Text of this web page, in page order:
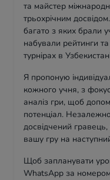
та майстер
трьохрічним
багато з яких брали
набували рейтинги
турнірах в
Я пропоную
кожного учня, з
аналіз гри, щоб
потенціал.
досвідчений
вашу гру на
Щоб запланувати
WhatsApp за